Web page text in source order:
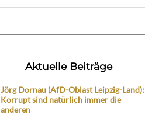
Aktuelle Beiträge
Jörg Dornau (AfD-Oblast Leipzig-Land):
Korrupt sind natürlich immer die
anderen